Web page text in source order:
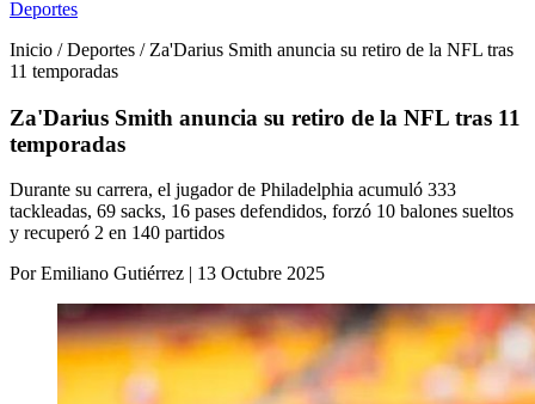
Deportes
Inicio / Deportes / Za'Darius Smith anuncia su retiro de la NFL tras
11 temporadas
Za'Darius Smith anuncia su retiro de la NFL tras 11
temporadas
Durante su carrera, el jugador de Philadelphia acumuló 333
tackleadas, 69 sacks, 16 pases defendidos, forzó 10 balones sueltos
y recuperó 2 en 140 partidos
Por Emiliano Gutiérrez | 13 Octubre 2025